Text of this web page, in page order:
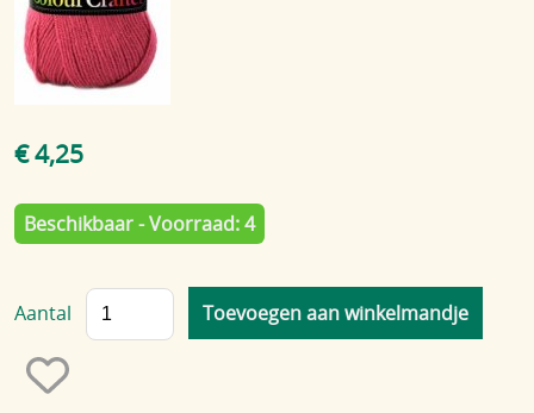
Blog
€ 4,25
Beschikbaar - Voorraad: 4
Aantal